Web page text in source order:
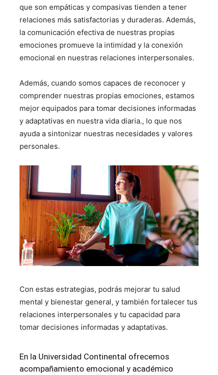
que son empáticas y compasivas tienden a tener
relaciones más satisfactorias y duraderas. Además,
la comunicación efectiva de nuestras propias
emociones promueve la intimidad y la conexión
emocional en nuestras relaciones interpersonales.
Además, cuando somos capaces de reconocer y
comprender nuestras propias emociones, estamos
mejor equipados para tomar decisiones informadas
y adaptativas en nuestra vida diaria., lo que nos
ayuda a sintonizar nuestras necesidades y valores
personales.
Con estas estrategias, podrás mejorar tu salud
mental y bienestar general, y también fortalecer tus
relaciones interpersonales y tu capacidad para
tomar decisiones informadas y adaptativas.
En la Universidad Continental ofrecemos
acompañamiento emocional y académico